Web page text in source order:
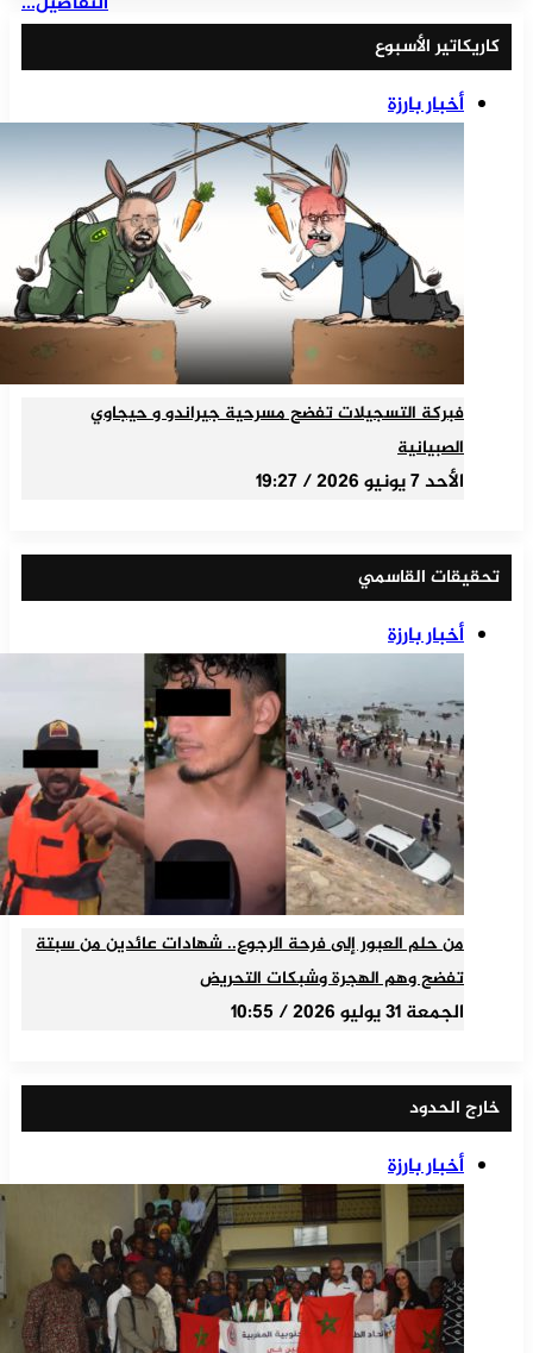
كاريكاتير الأسبوع
أخبار بارزة
فبركة التسجيلات تفضح مسرحية جيراندو و حيجاوي
الصبيانية
الأحد 7 يونيو 2026 / 19:27
تحقيقات القاسمي
أخبار بارزة
من حلم العبور إلى فرحة الرجوع.. شهادات عائدين من سبتة
تفضح وهم الهجرة وشبكات التحريض
الجمعة 31 يوليو 2026 / 10:55
خارج الحدود
أخبار بارزة